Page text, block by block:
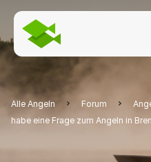
Alle Angeln Forum
habe eine Frage zum Angeln in